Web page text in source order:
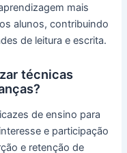
mais
alunos, contribuindo
de leitura e escrita.
técnicas
de ensino para
e participação
e retenção de